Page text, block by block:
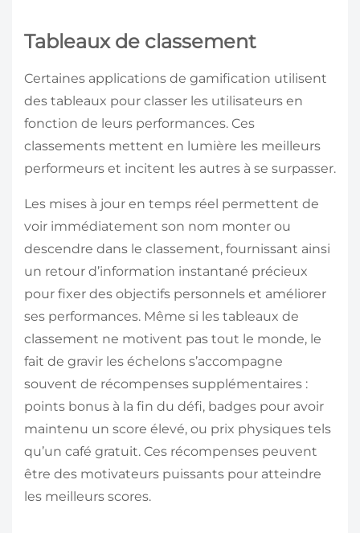
Tableaux de classement
Certaines applications de gamification utilisent
des tableaux pour classer les utilisateurs en
fonction de leurs performances. Ces
classements mettent en lumière les meilleurs
performeurs et incitent les autres à se surpasser.
Les mises à jour en temps réel permettent de
voir immédiatement son nom monter ou
descendre dans le classement, fournissant ainsi
un retour d’information instantané précieux
pour fixer des objectifs personnels et améliorer
ses performances. Même si les tableaux de
classement ne motivent pas tout le monde, le
fait de gravir les échelons s’accompagne
souvent de récompenses supplémentaires :
points bonus à la fin du défi, badges pour avoir
maintenu un score élevé, ou prix physiques tels
qu’un café gratuit. Ces récompenses peuvent
être des motivateurs puissants pour atteindre
les meilleurs scores.